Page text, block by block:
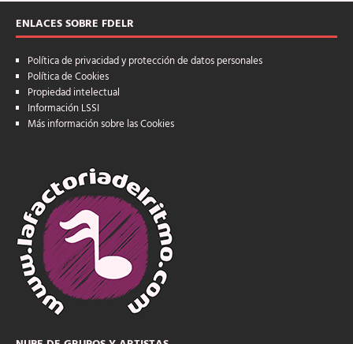
ENLACES SOBRE FDELR
Política de privacidad y protección de datos personales
Política de Cookies
Propiedad intelectual
Información LSSI
Más información sobre las Cookies